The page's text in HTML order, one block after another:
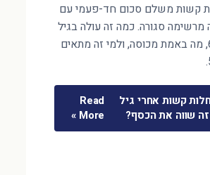
קשות משלם סכום חד-פעמי עם
סגורה. כמה זה עולה בגיל
55 ובגיל 60, מה באמת מכוסה, ולמי זה מתאים
קשות אחרי גיל
Read
More »